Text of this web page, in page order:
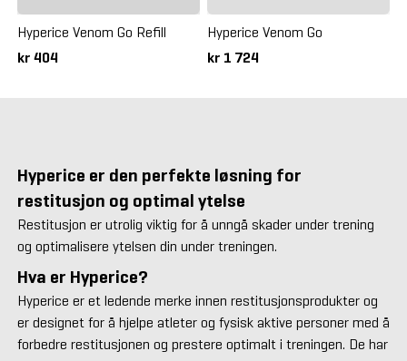
Hyperice Venom Go Refill
kr 404
Hyperice Venom Go
kr 1 724
Hyperice er den perfekte løsning for
restitusjon og optimal ytelse
Restitusjon er utrolig viktig for å unngå skader under trening
og optimalisere ytelsen din under treningen.
Hva er Hyperice?
Hyperice er et ledende merke innen restitusjonsprodukter og
er designet for å hjelpe atleter og fysisk aktive personer med å
forbedre restitusjonen og prestere optimalt i treningen. De har